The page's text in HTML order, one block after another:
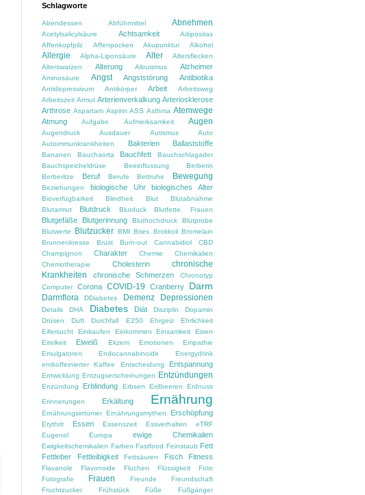
Schlagworte
Abendessen Abführmittel Abnehmen
Acetylsalicylsäure Achtsamkeit
Adipositas
Affenkopfpilz
Affenpocken Akupunktur Alkohol
Allergie Alpha-Liponsäure Alter
Altersflecken
Alterswarzen
Alterung Altruismus Alzheimer
Aminosäure Angst Angststörung Antibiotika
Antidepressivum Antikörper Arbeit
Arbeitsweg
Arbeitszeit Armut Arterienverkalkung Arteriosklerose
Arthrose Aspartam Aspirin ASS Asthma Atemwege
Atmung Aufgabe Aufmerksamkeit Augen
Augendruck Ausdauer Autismus
Auto
Autoimmunkrankheiten
Bakterien Ballaststoffe
Bananen Bauchaorta Bauchfett
Bauchschlagader
Bauchspeicheldrüse
Beeinflussung
Berberin
Berberitze
Beruf Berufe Bettruhe Bewegung
Beziehungen biologische Uhr biologisches Alter
Bioverfügbarkeit Blindheit Blut
Blutabnahme
Blutarmut
Blutdruck Blutduck Blutfette. Frauen
Blutgefäße Blutgerinnung Bluthochdruck
Blutprobe
Blutwerte
Blutzucker BMI Bries Brokkoli Bromelain
Brunnenkresse
Brust Burn-out Cannabidiol
CBD
Champignon
Charakter Chemie
Chemikalien
Chemotherapie
Cholesterin
chronische
Krankheiten
chronische Schmerzen
Chronotyp
Computer
Corona COVID-19 Cranberry Darm
Darmflora DDiabetes Demenz Depressionen
Details DHA Diabetes Diät Disziplin
Dopamin
Drüsen
Duft Durchfall E250 Ehrgeiz
Ehrlichkeit
Eifersucht
Einkaufen Einkommen Einsamkeit
Eisen
Eitelkeit
Eiweiß Ekzem Emotionen
Empathie
Emulgatoren
Endocannabinoide
Energydrink
entkoffeinierter Kaffee
Entscheidung Entspannung
Entwicklung Entzugserscheinungen Entzündungen
Enzündung Erblindung Erbsen Erdbeeren
Erdnuss
Erinnerungen
Erkältung Ernährung
Ernährungsirrtümer Ernährungsmythen Erschöpfung
Erythrit Essen Essenszeit Essverhalten
eTRF
Eugenol
Europa ewige Chemikalien
Ewigkeitschemikalien Farben Fastfood Feinstaub Fett
Fettleber
Fettleibigkeit Fettsäuren Fisch Fitness
Flavanole Flavonoide Fluchen Flüssigkeit
Foto
Fotografie
Frauen Freunde
Freundschaft
Fruchtzucker
Frühstück Füße
Fußgänger